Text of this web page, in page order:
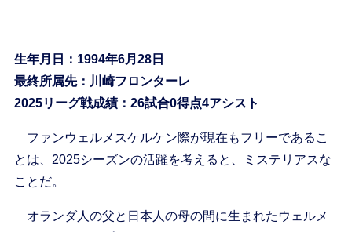
生年月日：1994年6月28日
最終所属先：川崎フロンターレ
2025リーグ戦成績：26試合0得点4アシスト
ファンウェルメスケルケン際が現在もフリーであるこ
とは、2025シーズンの活躍を考えると、ミステリアスな
ことだ。
オランダ人の父と日本人の母の間に生まれたウェルメ